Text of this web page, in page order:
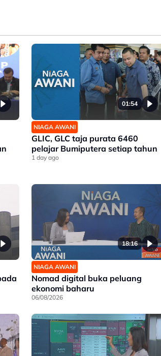
01:54
NIAGA AWANI
GLIC, GLC taja purata 6460
pelajar Bumiputera setiap tahun
1 day ago
18:16
NIAGA AWANI
Nomad digital buka peluang
ekonomi baharu
06/08/2026